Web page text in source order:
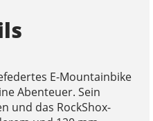
E-Mountainbike
Abenteuer. Sein
und das RockShox-